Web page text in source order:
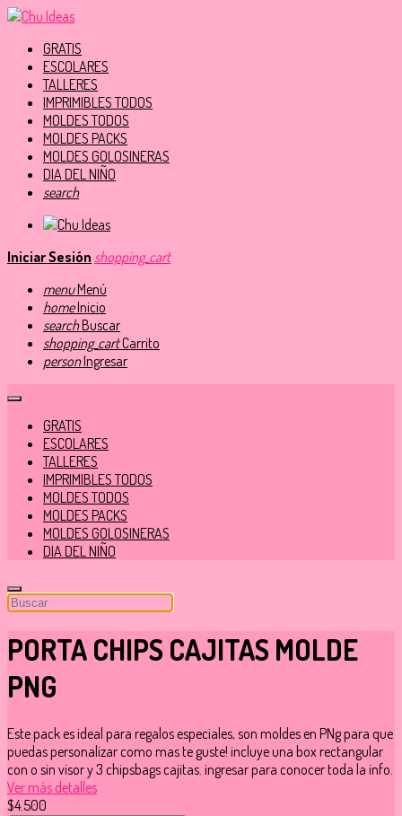
GRATIS
ESCOLARES
TALLERES
IMPRIMIBLES TODOS
MOLDES TODOS
MOLDES PACKS
MOLDES GOLOSINERAS
DIA DEL NIÑO
search
Iniciar Sesión shopping_cart
menuMenú
homeInicio
searchBuscar
shopping_cartCarrito
personIngresar
GRATIS
ESCOLARES
TALLERES
IMPRIMIBLES TODOS
MOLDES TODOS
MOLDES PACKS
MOLDES GOLOSINERAS
DIA DEL NIÑO
PORTA CHIPS CAJITAS MOLDE
PNG
Este pack es ideal para regalos especiales, son moldes en PNg para que
puedas personalizar como mas te guste! incluye una box rectangular
con o sin visor y 3 chipsbags cajitas. ingresar para conocer toda la info.
Ver más detalles
$4.500